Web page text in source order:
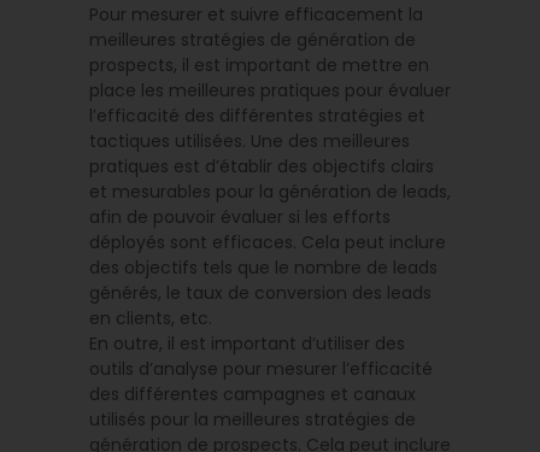
Pour mesurer et suivre efficacement la
meilleures stratégies de génération de
prospects, il est important de mettre en
place les meilleures pratiques pour évaluer
l’efficacité des différentes stratégies et
tactiques utilisées. Une des meilleures
pratiques est d’établir des objectifs clairs
et mesurables pour la génération de leads,
afin de pouvoir évaluer si les efforts
déployés sont efficaces. Cela peut inclure
des objectifs tels que le nombre de leads
générés, le taux de conversion des leads
en clients, etc.
En outre, il est important d’utiliser des
outils d’analyse pour mesurer l’efficacité
des différentes campagnes et canaux
utilisés pour la meilleures stratégies de
génération de prospects. Cela peut inclure